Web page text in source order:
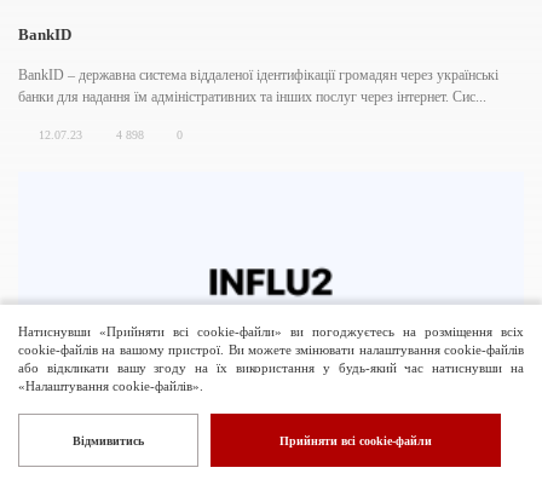
BankID
BankID – державна система віддаленої ідентифікації громадян через українські
банки для надання їм адміністративних та інших послуг через інтернет. Сис...
12.07.23 4 898 0
Influ2
Influ2 – український проєкт, що працює на американському ринку. Входить до
Натиснувши «Прийняти всі cookie-файли» ви погоджуєтесь на розміщення всіх
cookie-файлів на вашому пристрої. Ви можете змінювати налаштування cookie-файлів
або відкликати вашу згоду на їх використання у будь-який час натиснувши на
«Налаштування cookie-файлів».
Відмивитись Прийняти всі cookie-файли